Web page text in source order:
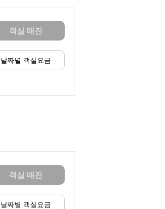
객실 매진
날짜별 객실요금
객실 매진
날짜별 객실요금